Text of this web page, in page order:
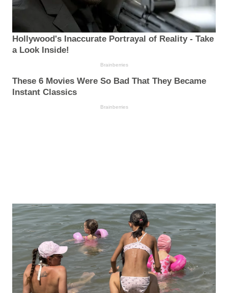
Hollywood's Inaccurate Portrayal of Reality - Take
a Look Inside!
Brainberries
These 6 Movies Were So Bad That They Became
Instant Classics
Brainberries